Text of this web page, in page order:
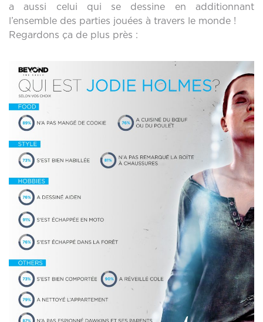
a aussi celui qui se dessine en additionnant
l’ensemble des parties jouées à travers le monde !
Regardons ça de plus près :